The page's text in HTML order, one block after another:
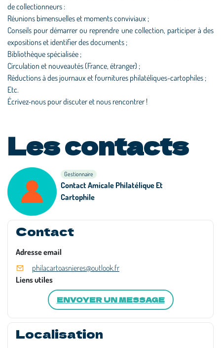
de collectionneurs :
Réunions bimensuelles et moments conviviaux ;
Conseils pour démarrer ou reprendre une collection, participer à des
expositions et identifier des documents ;
Bibliothèque spécialisée ;
Circulation et nouveautés (France, étranger) ;
Réductions à des journaux et fournitures philatéliques-cartophiles ;
Etc.
Écrivez-nous pour discuter et nous rencontrer !
Les contacts
Gestionnaire
Contact Amicale Philatélique Et
Cartophile
Contact
Adresse email
philacartoasnieres@outlook.fr
Liens utiles
ENVOYER UN MESSAGE
Localisation